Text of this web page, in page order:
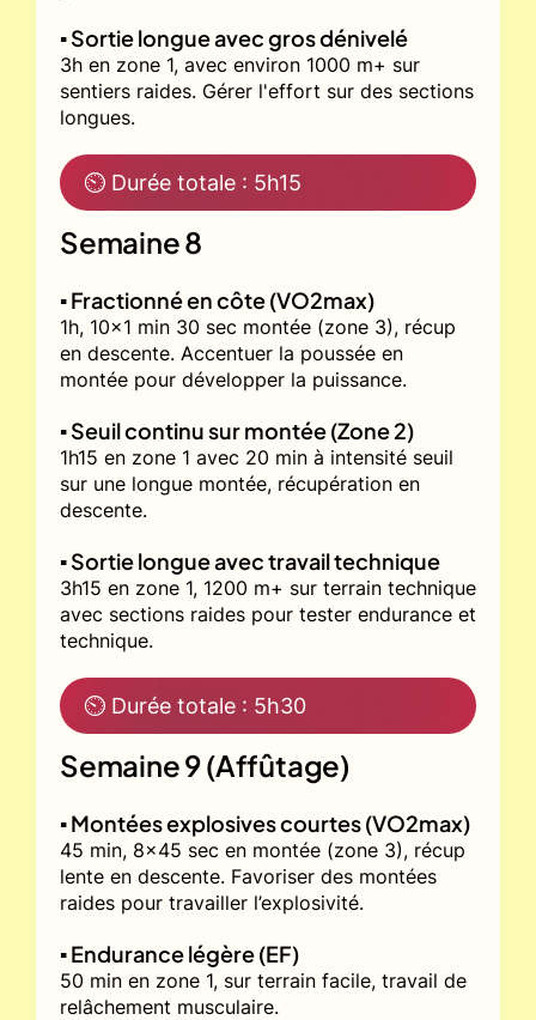
▪️ Sortie longue avec gros dénivelé
3h en zone 1, avec environ 1000 m+ sur
sentiers raides. Gérer l'effort sur des sections
longues.
⏲ Durée totale : 5h15
Semaine 8
▪️ Fractionné en côte (VO2max)
1h, 10x1 min 30 sec montée (zone 3), récup
en descente. Accentuer la poussée en
montée pour développer la puissance.
▪️ Seuil continu sur montée (Zone 2)
1h15 en zone 1 avec 20 min à intensité seuil
sur une longue montée, récupération en
descente.
▪️ Sortie longue avec travail technique
3h15 en zone 1, 1200 m+ sur terrain technique
avec sections raides pour tester endurance et
technique.
⏲ Durée totale : 5h30
Semaine 9 (Affûtage)
▪️ Montées explosives courtes (VO2max)
45 min, 8x45 sec en montée (zone 3), récup
lente en descente. Favoriser des montées
raides pour travailler l’explosivité.
▪️ Endurance légère (EF)
50 min en zone 1, sur terrain facile, travail de
relâchement musculaire.